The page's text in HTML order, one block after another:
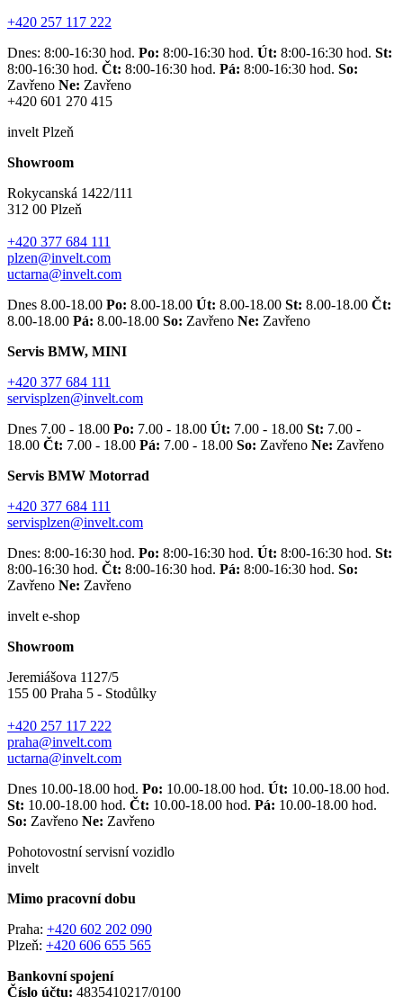
+420 257 117 222
Dnes: 8:00-16:30 hod. Po: 8:00-16:30 hod. Út: 8:00-16:30 hod. St:
8:00-16:30 hod. Čt: 8:00-16:30 hod. Pá: 8:00-16:30 hod. So:
Zavřeno Ne: Zavřeno
+420 601 270 415
invelt Plzeň
Showroom
Rokycanská 1422/111
312 00 Plzeň
+420 377 684 111
plzen@invelt.com
uctarna@invelt.com
Dnes 8.00-18.00 Po: 8.00-18.00 Út: 8.00-18.00 St: 8.00-18.00 Čt:
8.00-18.00 Pá: 8.00-18.00 So: Zavřeno Ne: Zavřeno
Servis BMW, MINI
+420 377 684 111
servisplzen@invelt.com
Dnes 7.00 - 18.00 Po: 7.00 - 18.00 Út: 7.00 - 18.00 St: 7.00 -
18.00 Čt: 7.00 - 18.00 Pá: 7.00 - 18.00 So: Zavřeno Ne: Zavřeno
Servis BMW Motorrad
+420 377 684 111
servisplzen@invelt.com
Dnes: 8:00-16:30 hod. Po: 8:00-16:30 hod. Út: 8:00-16:30 hod. St:
8:00-16:30 hod. Čt: 8:00-16:30 hod. Pá: 8:00-16:30 hod. So:
Zavřeno Ne: Zavřeno
invelt e-shop
Showroom
Jeremiášova 1127/5
155 00 Praha 5 - Stodůlky
+420 257 117 222
praha@invelt.com
uctarna@invelt.com
Dnes 10.00-18.00 hod. Po: 10.00-18.00 hod. Út: 10.00-18.00 hod.
St: 10.00-18.00 hod. Čt: 10.00-18.00 hod. Pá: 10.00-18.00 hod.
So: Zavřeno Ne: Zavřeno
Pohotovostní servisní vozidlo
invelt
Mimo pracovní dobu
Praha: +420 602 202 090
Plzeň: +420 606 655 565
Bankovní spojení
Číslo účtu: 4835410217/0100